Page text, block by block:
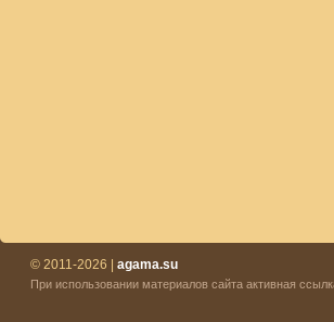
© 2011-2026 | agama.su
При использовании материалов сайта активная